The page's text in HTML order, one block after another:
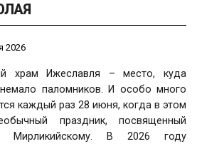
2026
храм Ижеславля – место, куда
паломников. И особо много
каждый раз 28 июня, когда в этом
праздник, посвященный
Мирликийскому. В 2026 году